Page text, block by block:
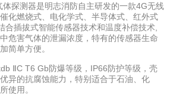
探测器是明志消防自主研发的一款4G无线
化燃烧式、电化学式、半导体式、红外式
合插拔式智能传感器技术和温度补偿技术,
危害气体的泄漏浓度，特有的传感器生命
简单方便。
ⅡC T6 Gb防爆等级，IP66防护等级，壳
异的抗腐蚀能力，特别适合于石油、化
使用。